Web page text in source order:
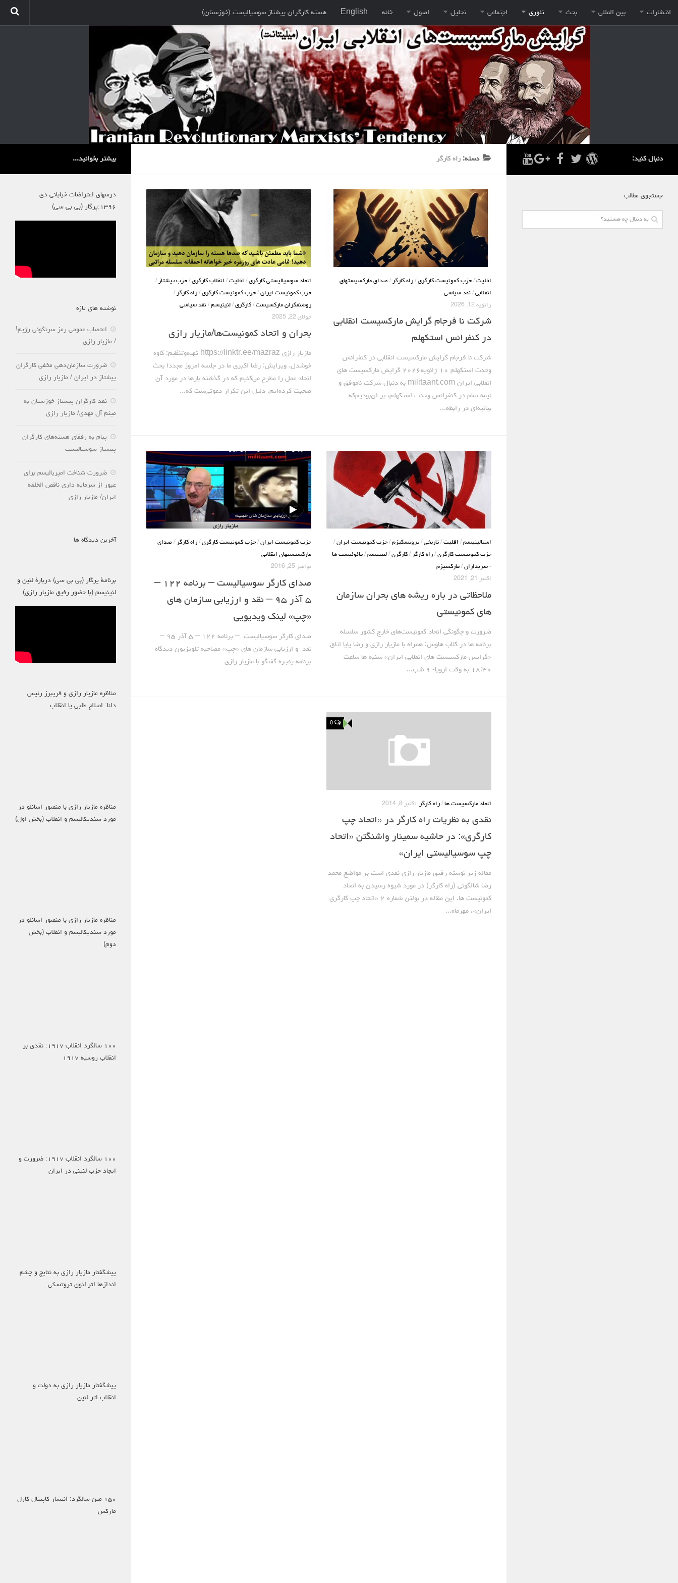
انتشارات بین المللی بحث تئوری اجتماعی تحلیل اصول خانه English هسته کارگران پيشتاز سوسياليست (خوزستان)
دسته: راه کارگر
اقلیت / حزب کمونیست کارگری / راه کارگر / صدای مارکسیستهای
انقلابی / نقد سیاسی
ژانویه 12, 2026
شرکت نا فرجام گرایش مارکسیست انقلابی
در کنفرانس استکهلم
شرکت نا فرجام گرایش مارکسیست انقلابی در کنفرانس
وحدت استکهلم ۱۰ ژانویه۲۰۲۶ گرایش مارکسیست های
انقلابی ایران militaant.com به دنبال شرکت ناموفق و
نیمه تمام در کنفرانس وحدت استکهلم، بر ان‌بودیم‌که
بیانیه‌ای در رابطه...
اتحاد سوسیالیستی کارگری / اقلیت / انقلاب کارگری / حزب پیشتاز /
حزب کمونیست ایران / حزب کمونیست کارگری / راه کارگر /
روشنفکران مارکسیست / کارگری / لنینیسم / نقد سیاسی
جولای 22, 2025
بحران و اتحاد کمونیست‌ها/مازیار رازی
مازیار رازی https://linktr.ee/mazraz تهیه‌وتنظیم: کاوه
خوشدل. ویرایش: رضا اکبری ما در جلسه امروز مجددا بحث
اتحاد عمل را مطرح می‌کنیم که در گذشته بارها در مورد آن
صحبت کرده‌ایم. دلیل این تکرار دعوتی‌ست که...
استالینیسم / اقلیت /تاریخی /تروتسکیزم / حزب کمونیست ایران /
حزب کمونیست کارگری / راه کارگر / کارگری / لنینیسم / مائوئیست ها
- سربداران / مارکسیزم
اکتبر 21, 2021
ملاحظاتی در باره ریشه های بحران سازمان
های کمونیستی
ضرورت و چگونگی اتحاد کمونیست‌های خارج کشور سلسله
برنامه ها در کلاب هاوس: همراه با مازیار رازی و رضا پایا اتاق
«گرایش مارکسیست های انقلابی ایران» شنبه ها ساعت
۱۸:۳۰ به وقت اروپا- ۹ شب...
حزب کمونیست ایران / حزب کمونیست کارگری / راه کارگر / صدای
مارکسیستهای انقلابی
نوامبر 25, 2016
صدای کارگر سوسیالیست – برنامه ۱۲۲ –
۵ آذر ۹۵ – نقد و ارزیابی سازمان های
«چپ» لینک ویدیویی
صدای کارگر سوسیالیست – برنامه ۱۲۲ – ۵ آذر ۹۵ –
نقد و ارزیابی سازمان های «چپ» مصاحبه تلویزیون دیدگاه
برنامه پنجره گفتگو با مازیار رازی
0
اتحاد مارکسیست ها / راه کارگر اکتبر 8, 2014
نقدی به نظریات راه کارگر در «اتحاد چپ
کارگری»: در حاشیه سمینار واشنگتن «اتحاد
چپ سوسیالیستی ایران»
مقاله زیر نوشته رفیق مازیار رازی نقدی است بر مواضع محمد
رضا شالگونی (راه کارگر) در مورد شیوه رسیدن به اتحاد
کمونیست ها. این مقاله در بولتن شماره ۲ «اتحاد چپ کارگری
ایران»، مهرماه...
دنبال کنید:
جستجوی مطالب
بیشتر بخوانید...
درسهای اعتراضات خیابانی دی
۱۳۹۶:پرگار (بی بی سی)
نوشته های تازه
اعتصاب عمومی رمز سرنگونی رژیم!
/ مازیار رازی
ضرورت سازمان‌دهی مخفی کارگران
پیشتاز در ایران / مازیار رازی
نقد کارگران پیشتاز خوزستان به
میثم آل مهدی/ مازیار رازی
پیام به رفقای هسته‌های کارگران
پیشتاز سوسیالیست
ضرورت شناخت امپریالیسم برای
عبور از سرمایه داری ناقص الخلقه
ایران/ مازیار رازی
آخرین دیدگاه ها
برنامۀ پرگار (بی بی سی) دربارۀ لنین و
لنینیسم (با حضور رفیق مازیار رازی)
مناظره مازیار رازی و فریبرز رئیس
دانا: اصلاح طلبی یا انقلاب
مناظره مازیار رازی با منصور اسانلو در
مورد سندیکالیسم و انقلاب (بخش اول)
مناظره مازیار رازی با منصور اسانلو در
مورد سندیکالیسم و انقلاب (بخش
دوم)
۱۰۰ سالگرد انقلاب ۱۹۱۷: نقدی بر
انقلاب روسیه ۱۹۱۷
۱۰۰ سالگرد انقلاب ۱۹۱۷: ضرورت و
ایجاد حزب لنینی در ایران
پیشگفتار مازیار رازی به نتایج و چشم
اندازها اثر لئون تروتسکی
پیشگفتار مازیار رازی به دولت و
انقلاب اثر لنین
۱۵۰ مین سالگرد: انتشار کاپیتال کارل
مارکس